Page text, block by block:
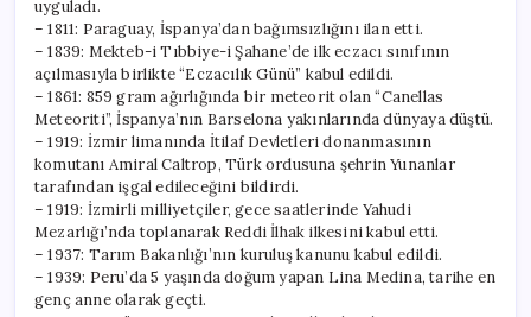
uyguladı.
– 1811: Paraguay, İspanya’dan bağımsızlığını ilan etti.
– 1839: Mekteb-i Tıbbiye-i Şahane’de ilk eczacı sınıfının
açılmasıyla birlikte “Eczacılık Günü” kabul edildi.
– 1861: 859 gram ağırlığında bir meteorit olan “Canellas
Meteoriti”, İspanya’nın Barselona yakınlarında dünyaya düştü.
– 1919: İzmir limanında İtilaf Devletleri donanmasının
komutanı Amiral Caltrop, Türk ordusuna şehrin Yunanlar
tarafından işgal edileceğini bildirdi.
– 1919: İzmirli milliyetçiler, gece saatlerinde Yahudi
Mezarlığı’nda toplanarak Reddi İlhak ilkesini kabul etti.
– 1937: Tarım Bakanlığı’nın kuruluş kanunu kabul edildi.
– 1939: Peru’da 5 yaşında doğum yapan Lina Medina, tarihe en
genç anne olarak geçti.